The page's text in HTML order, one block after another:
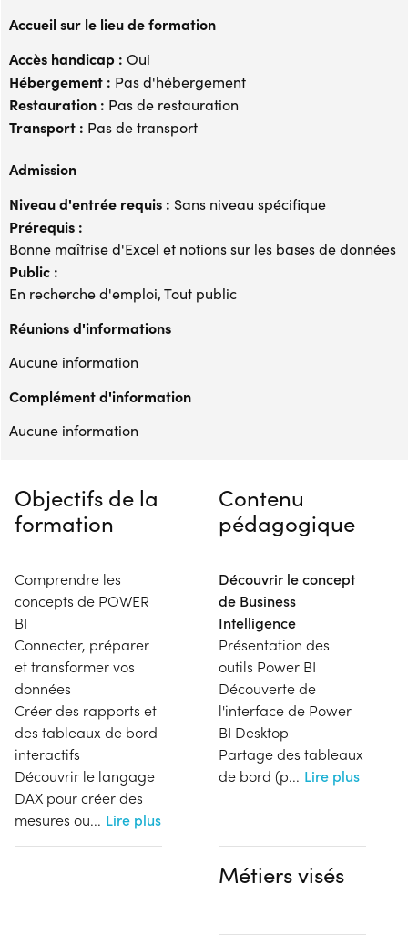
Accueil sur le lieu de formation
Accès handicap : Oui
Hébergement : Pas d'hébergement
Restauration : Pas de restauration
Transport : Pas de transport
Admission
Niveau d'entrée requis : Sans niveau spécifique
Prérequis :
Bonne maîtrise d'Excel et notions sur les bases de données
Public :
En recherche d'emploi, Tout public
Réunions d'informations
Aucune information
Complément d'information
Aucune information
Objectifs de la
formation
Comprendre les
concepts de POWER
BI
Connecter, préparer
et transformer vos
données
Créer des rapports et
des tableaux de bord
interactifs
Découvrir le langage
DAX pour créer des
mesures ou... Lire plus
Contenu
pédagogique
Découvrir le concept
de Business
Intelligence
Présentation des
outils Power BI
Découverte de
l'interface de Power
BI Desktop
Partage des tableaux
de bord (p... Lire plus
Métiers visés